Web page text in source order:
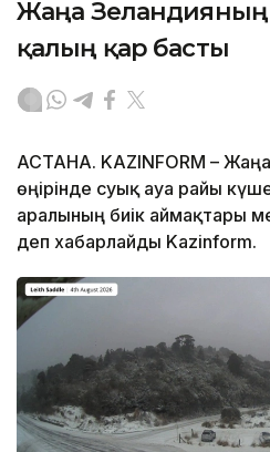
Жаңа Зеландияның
қалың қар басты
АСТАНА. KAZINFORM –
өңірінде суық ауа райы
аралының биік аймақтары
деп хабарлайды Kazinform.